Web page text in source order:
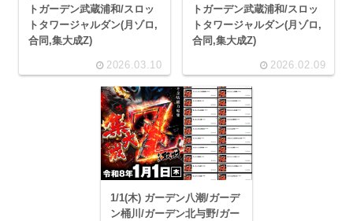
トガーデン武蔵浦和/スロッ
トタワージャルダン(月ゾロ,
合同,集大成Z)
2026.03.10
トガーデン武蔵浦和/スロッ
トタワージャルダン(月ゾロ,
合同,集大成Z)
2026.02.09
1/1(木) ガーデン八潮/ガーデ
ン桶川/ガーデン北与野/ガー